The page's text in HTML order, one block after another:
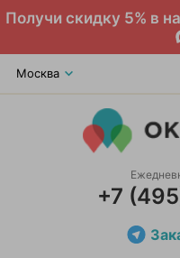
Получи скидку 5% в
Москва
+7